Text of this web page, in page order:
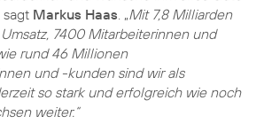
sagt Markus Haas. „Mit 7,8 Milliarden
7400 Mitarbeiterinnen und
rund 46 Millionen
und -kunden sind wir als
so stark und erfolgreich wie noch
weiter.“